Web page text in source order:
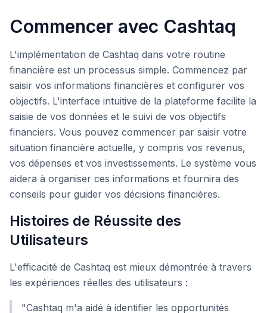
Commencer avec Cashtaq
L'implémentation de Cashtaq dans votre routine
financière est un processus simple. Commencez par
saisir vos informations financières et configurer vos
objectifs. L'interface intuitive de la plateforme facilite la
saisie de vos données et le suivi de vos objectifs
financiers. Vous pouvez commencer par saisir votre
situation financière actuelle, y compris vos revenus,
vos dépenses et vos investissements. Le système vous
aidera à organiser ces informations et fournira des
conseils pour guider vos décisions financières.
Histoires de Réussite des
Utilisateurs
L'efficacité de Cashtaq est mieux démontrée à travers
les expériences réelles des utilisateurs :
"Cashtaq m'a aidé à identifier les opportunités